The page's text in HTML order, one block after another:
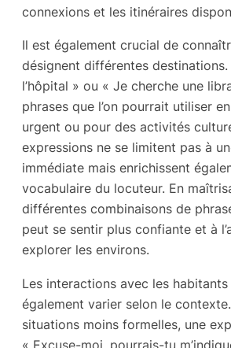
connexions et les itinéraires
Il est également crucial de
désignent différentes
l’hôpital » ou « Je cherche une
phrases que l’on pourrait utiliser
urgent ou pour des activités
expressions ne se limitent pas à
immédiate mais enrichissent
vocabulaire du locuteur. En
différentes combinaisons de
peut se sentir plus confiante et à
explorer les environs.
Les interactions avec les
également varier selon le
situations moins formelles, une
« Excuse-moi, pourrais-tu